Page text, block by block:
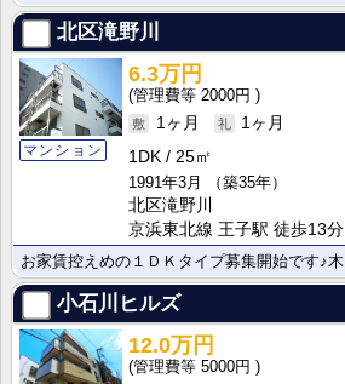
北区滝野川
マンション
6.3万円
2000円
1ヶ月
1ヶ月
1DK
25㎡
1991年3月
（築35年）
北区滝野川
京浜東北線 王子駅 徒歩13分
小石川ヒルズ
12.0万円
5000円